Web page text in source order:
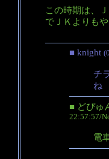
この時期は、
でＪＫよりも
■ knight
チ
ね
■ どぴゅ
22:57:57/
電